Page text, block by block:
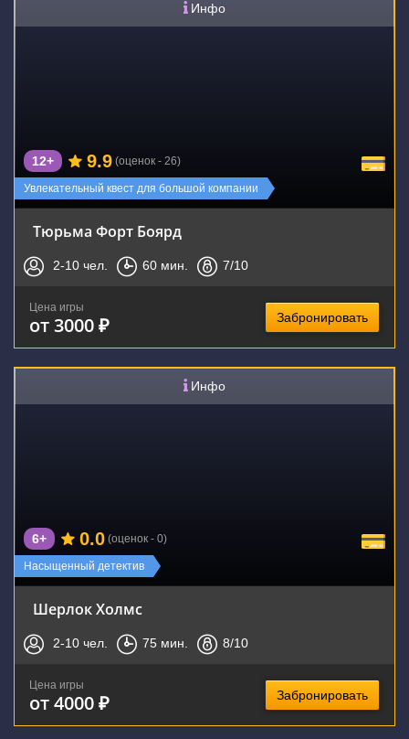
Инфо
Увлекательный квест для большой компании
12+ 9.9 (оценок - 26)
Тюрьма Форт Боярд
2-10 чел. 60 мин. 7/10
Цена игры
от 3000 ₽ Забронировать
Инфо
Насыщенный детектив
6+ 0.0 (оценок - 0)
Шерлок Холмс
2-10 чел. 75 мин. 8/10
Цена игры
от 4000 ₽ Забронировать